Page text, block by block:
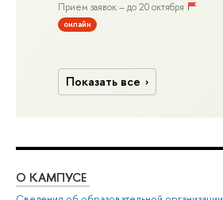
Прием заявок – до 20 октября
онлайн
Показать все
О КАМПУСЕ